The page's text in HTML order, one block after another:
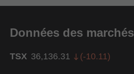
Données des marchés
TSX 36,136.31 (-10.11)